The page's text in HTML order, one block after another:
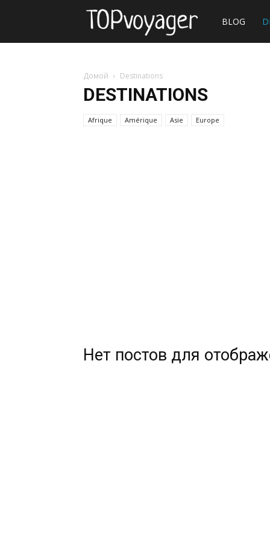
SiteBLOG
Домой Destinations
DESTINATIONS
Afrique Amérique Asie Europe
Нет постов для